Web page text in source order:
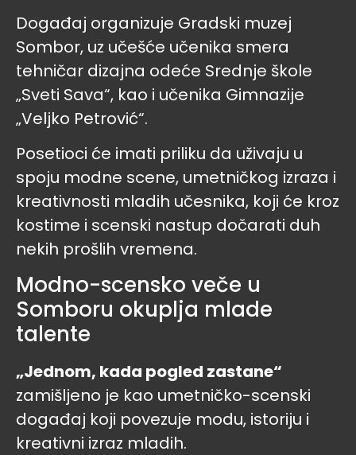
Događaj organizuje Gradski muzej
Sombor, uz učešće učenika smera
tehničar dizajna odeće Srednje škole
„Sveti Sava“, kao i učenika Gimnazije
„Veljko Petrović“.
Posetioci će imati priliku da uživaju u
spoju modne scene, umetničkog izraza i
kreativnosti mladih učesnika, koji će kroz
kostime i scenski nastup dočarati duh
nekih prošlih vremena.
Modno-scensko veče u
Somboru okuplja mlade
talente
„Jednom, kada pogled zastane“
zamišljeno je kao umetničko-scenski
događaj koji povezuje modu, istoriju i
kreativni izraz mladih.